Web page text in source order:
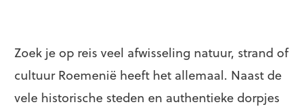
Zoek je op reis veel afwisseling natuur, strand of
cultuur Roemenië heeft het allemaal. Naast de
vele historische steden en authentieke dorpjes